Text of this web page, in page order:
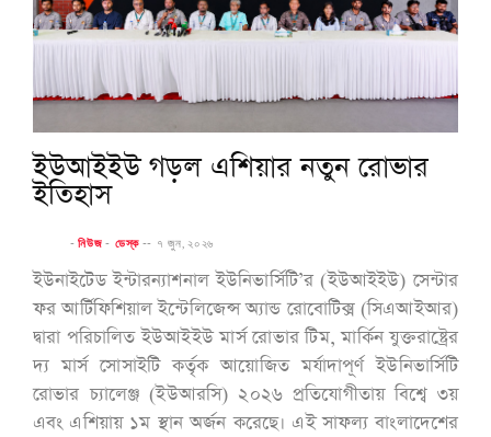
ইউআইইউ গড়ল এশিয়ার নতুন রোভার
ইতিহাস
-নিউজ - ডেস্ক -- ৭ জুন, ২০২৬
ইউনাইটেড ইন্টারন্যাশনাল ইউনিভার্সিটি’র (ইউআইইউ) সেন্টার
ফর আর্টিফিশিয়াল ইন্টেলিজেন্স অ্যান্ড রোবোটিক্স (সিএআইআর)
দ্বারা পরিচালিত ইউআইইউ মার্স রোভার টিম, মার্কিন যুক্তরাষ্ট্রের
দ্য মার্স সোসাইটি কর্তৃক আয়োজিত মর্যাদাপূর্ণ ইউনিভার্সিটি
রোভার চ্যালেঞ্জ (ইউআরসি) ২০২৬ প্রতিযোগীতায় বিশ্বে ৩য়
এবং এশিয়ায় ১ম স্থান অর্জন করেছে। এই সাফল্য বাংলাদেশের